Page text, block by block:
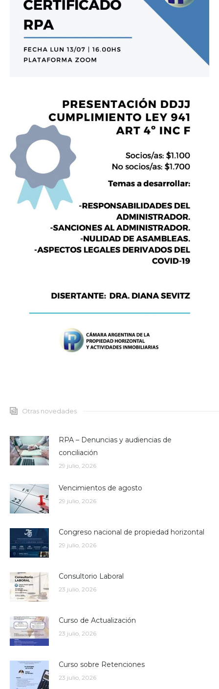
Otras novedades
RPA – Denuncias y audiencias de
conciliación
29 julio, 2026
Vencimientos de agosto
29 julio, 2026
Congreso nacional de propiedad horizontal
29 julio, 2026
Consultorio Laboral
23 julio, 2026
Curso de Actualización
23 julio, 2026
Curso sobre Retenciones
23 julio, 2026